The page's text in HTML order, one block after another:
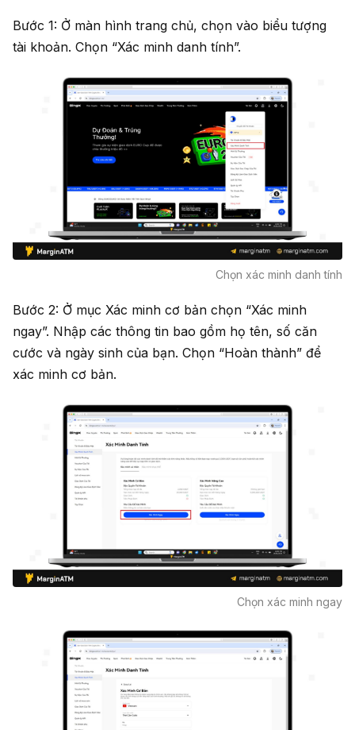
Bước 1: Ở màn hình trang chủ, chọn vào biểu tượng
tài khoản. Chọn “Xác minh danh tính”.
Chọn xác minh danh tính
Bước 2: Ở mục Xác minh cơ bản chọn “Xác minh
ngay”. Nhập các thông tin bao gồm họ tên, số căn
cước và ngày sinh của bạn. Chọn “Hoàn thành” để
xác minh cơ bản.
Chọn xác minh ngay